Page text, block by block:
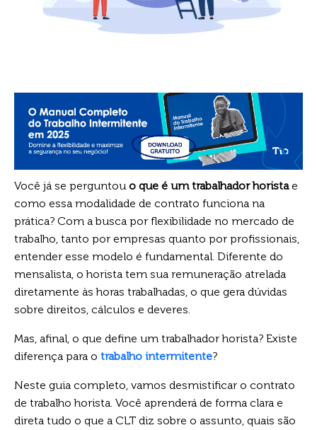
Você já se perguntou o que é um trabalhador horistae
como essa modalidade de contrato funciona na
prática? Com a busca por flexibilidade no mercado de
trabalho, tanto por empresas quanto por profissionais,
entender esse modelo é fundamental. Diferente do
mensalista, o horista tem sua remuneração atrelada
diretamente às horas trabalhadas, o que gera dúvidas
sobre direitos, cálculos e deveres.
Mas, afinal, o que define um trabalhador horista? Existe
diferença para o trabalho intermitente?
Neste guia completo, vamos desmistificar o contrato
de trabalho horista. Você aprenderá de forma clara e
direta tudo o que a CLT diz sobre o assunto, quais são